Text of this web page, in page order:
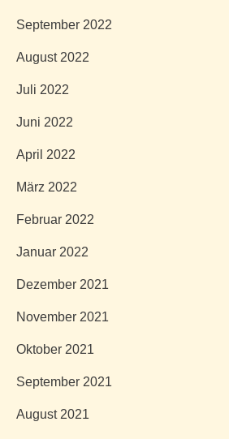
September 2022
August 2022
Juli 2022
Juni 2022
April 2022
März 2022
Februar 2022
Januar 2022
Dezember 2021
November 2021
Oktober 2021
September 2021
August 2021